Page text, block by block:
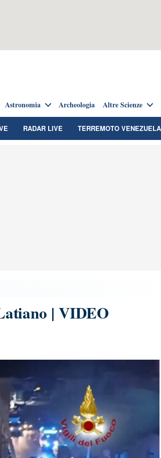
Astronomia Archeologia Altre Scienze
RADAR LIVE TERREMOTO VENEZUELA
| VIDEO